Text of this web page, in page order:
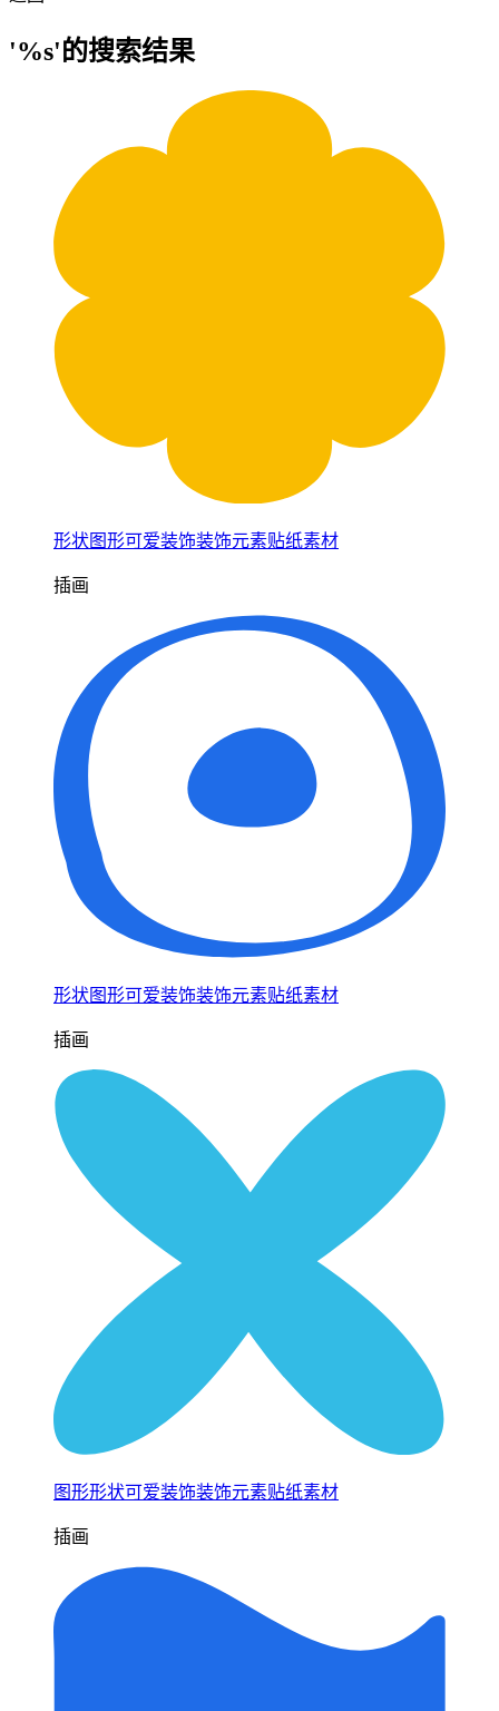
'%s'的搜索结果
形状图形可爱装饰装饰元素贴纸素材
插画
形状图形可爱装饰装饰元素贴纸素材
插画
图形形状可爱装饰装饰元素贴纸素材
插画